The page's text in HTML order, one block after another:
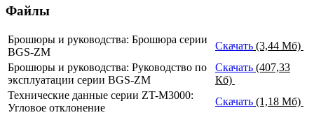
Файлы
Брошюры и руководства: Брошюра серии
BGS-ZM
Скачать (3,44 Мб)
Брошюры и руководства: Руководство по
эксплуатации серии BGS-ZM
Скачать (407,33
Кб)
Технические данные серии ZT-M3000:
Угловое отклонение
Скачать (1,18 Мб)